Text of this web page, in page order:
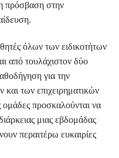
πρόσβαση στην
όλων των ειδικοτήτων
από τουλάχιστον δύο
για την
και των επιχειρηματικών
προσκαλούνται να
μιας εβδομάδας
περαιτέρω ευκαιρίες